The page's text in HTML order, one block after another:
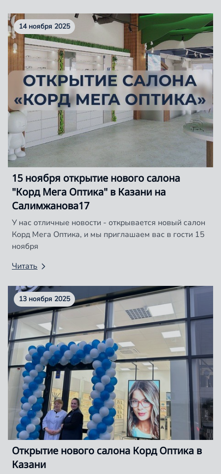
14 ноября 2025
15 ноября открытие нового салона
"Корд Мега Оптика" в Казани на
Салимжанова17
У нас отличные новости - открывается новый салон
Корд Мега Оптика, и мы приглашаем вас в гости 15
ноября
Читать
13 ноября 2025
Открытие нового салона Корд Оптика в
Казани